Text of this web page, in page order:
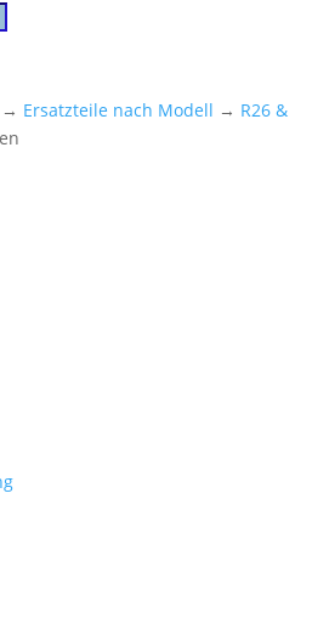
→ Ersatzteile nach Modell → R26 &